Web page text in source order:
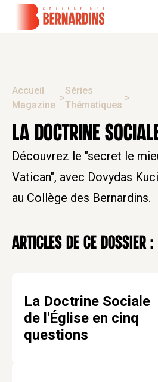
Accueil
Magazine
>
Séries
Thématiques
>
LA DOCTRINE
Découvrez le "secret le
Vatican", avec Dovydas
au Collège des Bernardins.
Articles de ce dossier :
La Doctrine Sociale
de l'Église en cinq
questions